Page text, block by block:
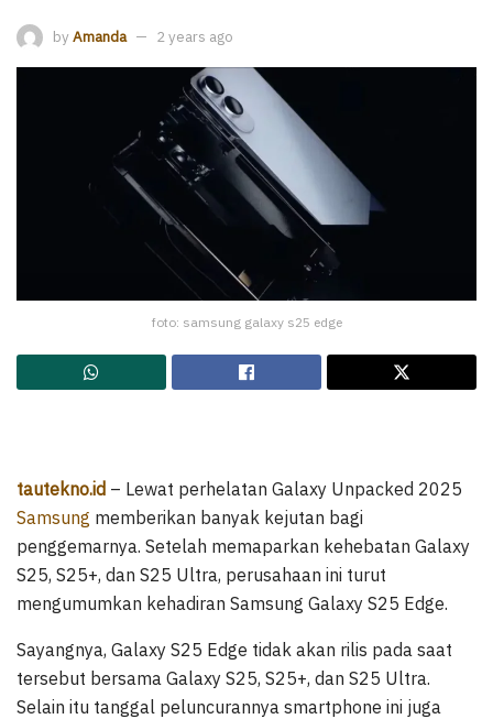
by Amanda 2 years ago
foto: samsung galaxy s25 edge
tautekno.id – Lewat perhelatan Galaxy Unpacked 2025
Samsung memberikan banyak kejutan bagi
penggemarnya. Setelah memaparkan kehebatan Galaxy
S25, S25+, dan S25 Ultra, perusahaan ini turut
mengumumkan kehadiran Samsung Galaxy S25 Edge.
Sayangnya, Galaxy S25 Edge tidak akan rilis pada saat
tersebut bersama Galaxy S25, S25+, dan S25 Ultra.
Selain itu tanggal peluncurannya smartphone ini juga